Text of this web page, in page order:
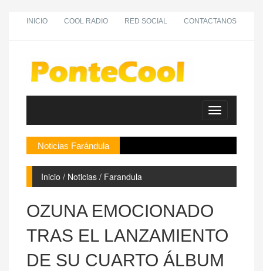
INICIO COOL RADIO RED SOCIAL CONTACTANOS
Toggle
navigation
Noticias Farándula
Inicio / Noticias / Farandula
OZUNA EMOCIONADO
TRAS EL LANZAMIENTO
DE SU CUARTO ÁLBUM